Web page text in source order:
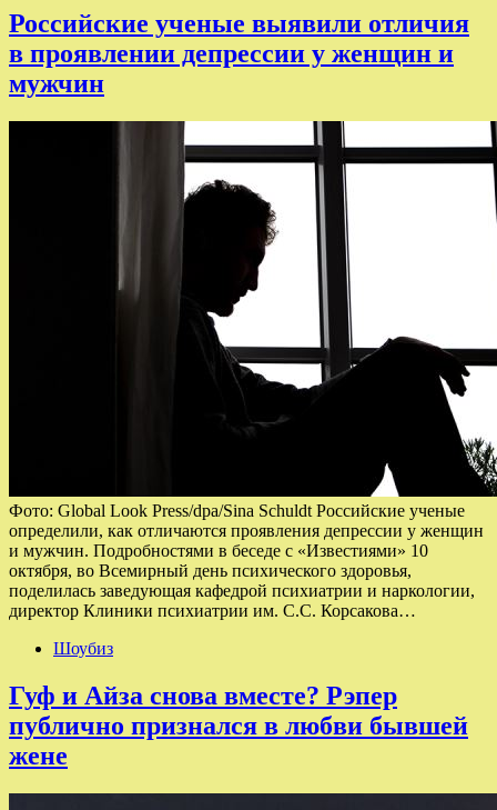
Российские ученые выявили отличия
в проявлении депрессии у женщин и
мужчин
Фото: Global Look Press/dpa/Sina Schuldt Российские ученые
определили, как отличаются проявления депрессии у женщин
и мужчин. Подробностями в беседе с «Известиями» 10
октября, во Всемирный день психического здоровья,
поделилась заведующая кафедрой психиатрии и наркологии,
директор Клиники психиатрии им. С.С. Корсакова…
Шоубиз
Гуф и Айза снова вместе? Рэпер
публично признался в любви бывшей
жене